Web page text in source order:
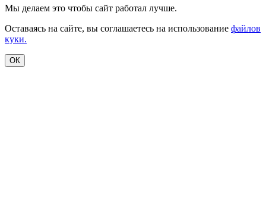
Мы делаем это чтобы сайт работал лучше.
Оставаясь на сайте, вы соглашаетесь на использование файлов
куки.
ОК